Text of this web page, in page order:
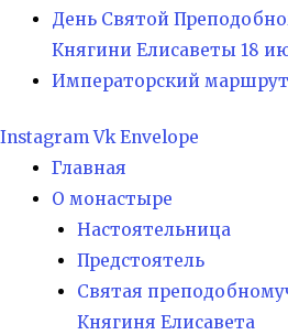
День Святой
Княгини Елисаветы 18
Императорский
Instagram Vk Envelope
Главная
О монастыре
Настоятельница
Предстоятель
Святая
Княгиня Елисавета